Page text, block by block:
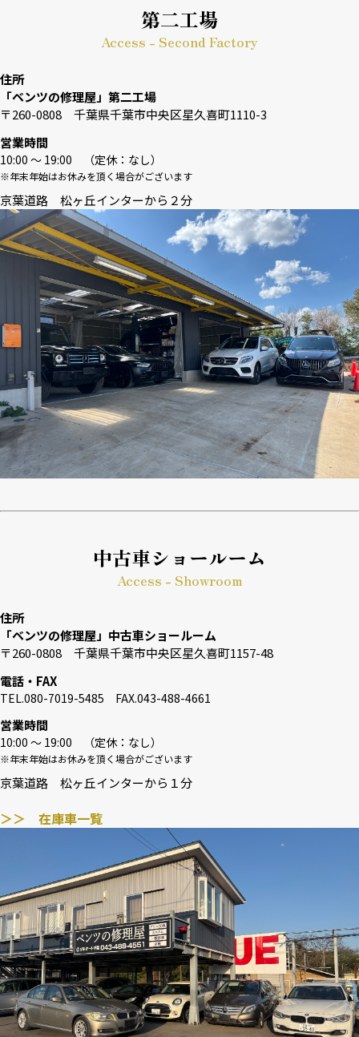
第二工場
Access - Second Factory
住所
「ベンツの修理屋」第二工場
〒260-0808 千葉県千葉市中央区星久喜町1110-3
営業時間
10:00 〜 19:00 （定休：なし）
※年末年始はお休みを頂く場合がございます
京葉道路 松ヶ丘インターから２分
中古車ショールーム
Access - Showroom
住所
「ベンツの修理屋」中古車ショールーム
〒260-0808 千葉県千葉市中央区星久喜町1157-48
電話・FAX
TEL.080-7019-5485 FAX.043-488-4661
営業時間
10:00 〜 19:00 （定休：なし）
※年末年始はお休みを頂く場合がございます
京葉道路 松ヶ丘インターから１分
＞＞ 在庫車一覧